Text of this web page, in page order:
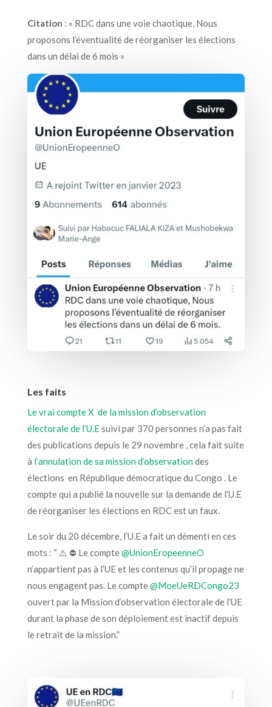
Citation : « RDC dans une voie chaotique, Nous
proposons l’éventualité de réorganiser les élections
dans un délai de 6 mois »
Les faits
Le vrai compte X de la mission d’observation
électorale de l’U.Esuivi par 370 personnes n’a pas fait
des publications depuis le 29 novembre , cela fait suite
à l’annulation de sa mission d’observationdes
élections en République démocratique du Congo . Le
compte qui a publié la nouvelle sur la demande de l’U.E
de réorganiser les élections en RDC est un faux.
Le soir du 20 décembre, l’U.E a fait un démenti en ces
mots : “ ⚠️ ⛔️ Le compte@UnionEropeenneO
n’appartient pas à l’UE et les contenus qu’il propage ne
nous engagent pas. Le compte@MoeUeRDCongo23
ouvert par la Mission d’observation électorale de l’UE
durant la phase de son déploiement est inactif depuis
le retrait de la mission.”